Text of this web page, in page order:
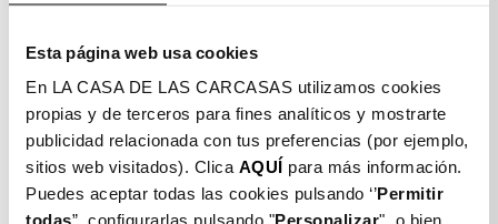
Esta página web usa cookies
En LA CASA DE LAS CARCASAS utilizamos cookies
propias y de terceros para fines analíticos y mostrarte
publicidad relacionada con tus preferencias (por ejemplo,
sitios web visitados). Clica AQUÍ para más información.
Puedes aceptar todas las cookies pulsando ‘’Permitir
todas”, configurarlas pulsando "Personalizar", o bien
seca (Dry)
PASO 2
Colocamos el móvil de manera horizontal. Cogemos el
cristal templado, quitamos el plástico protector, lo
ajustamos y lo dejamos caer suavemente.